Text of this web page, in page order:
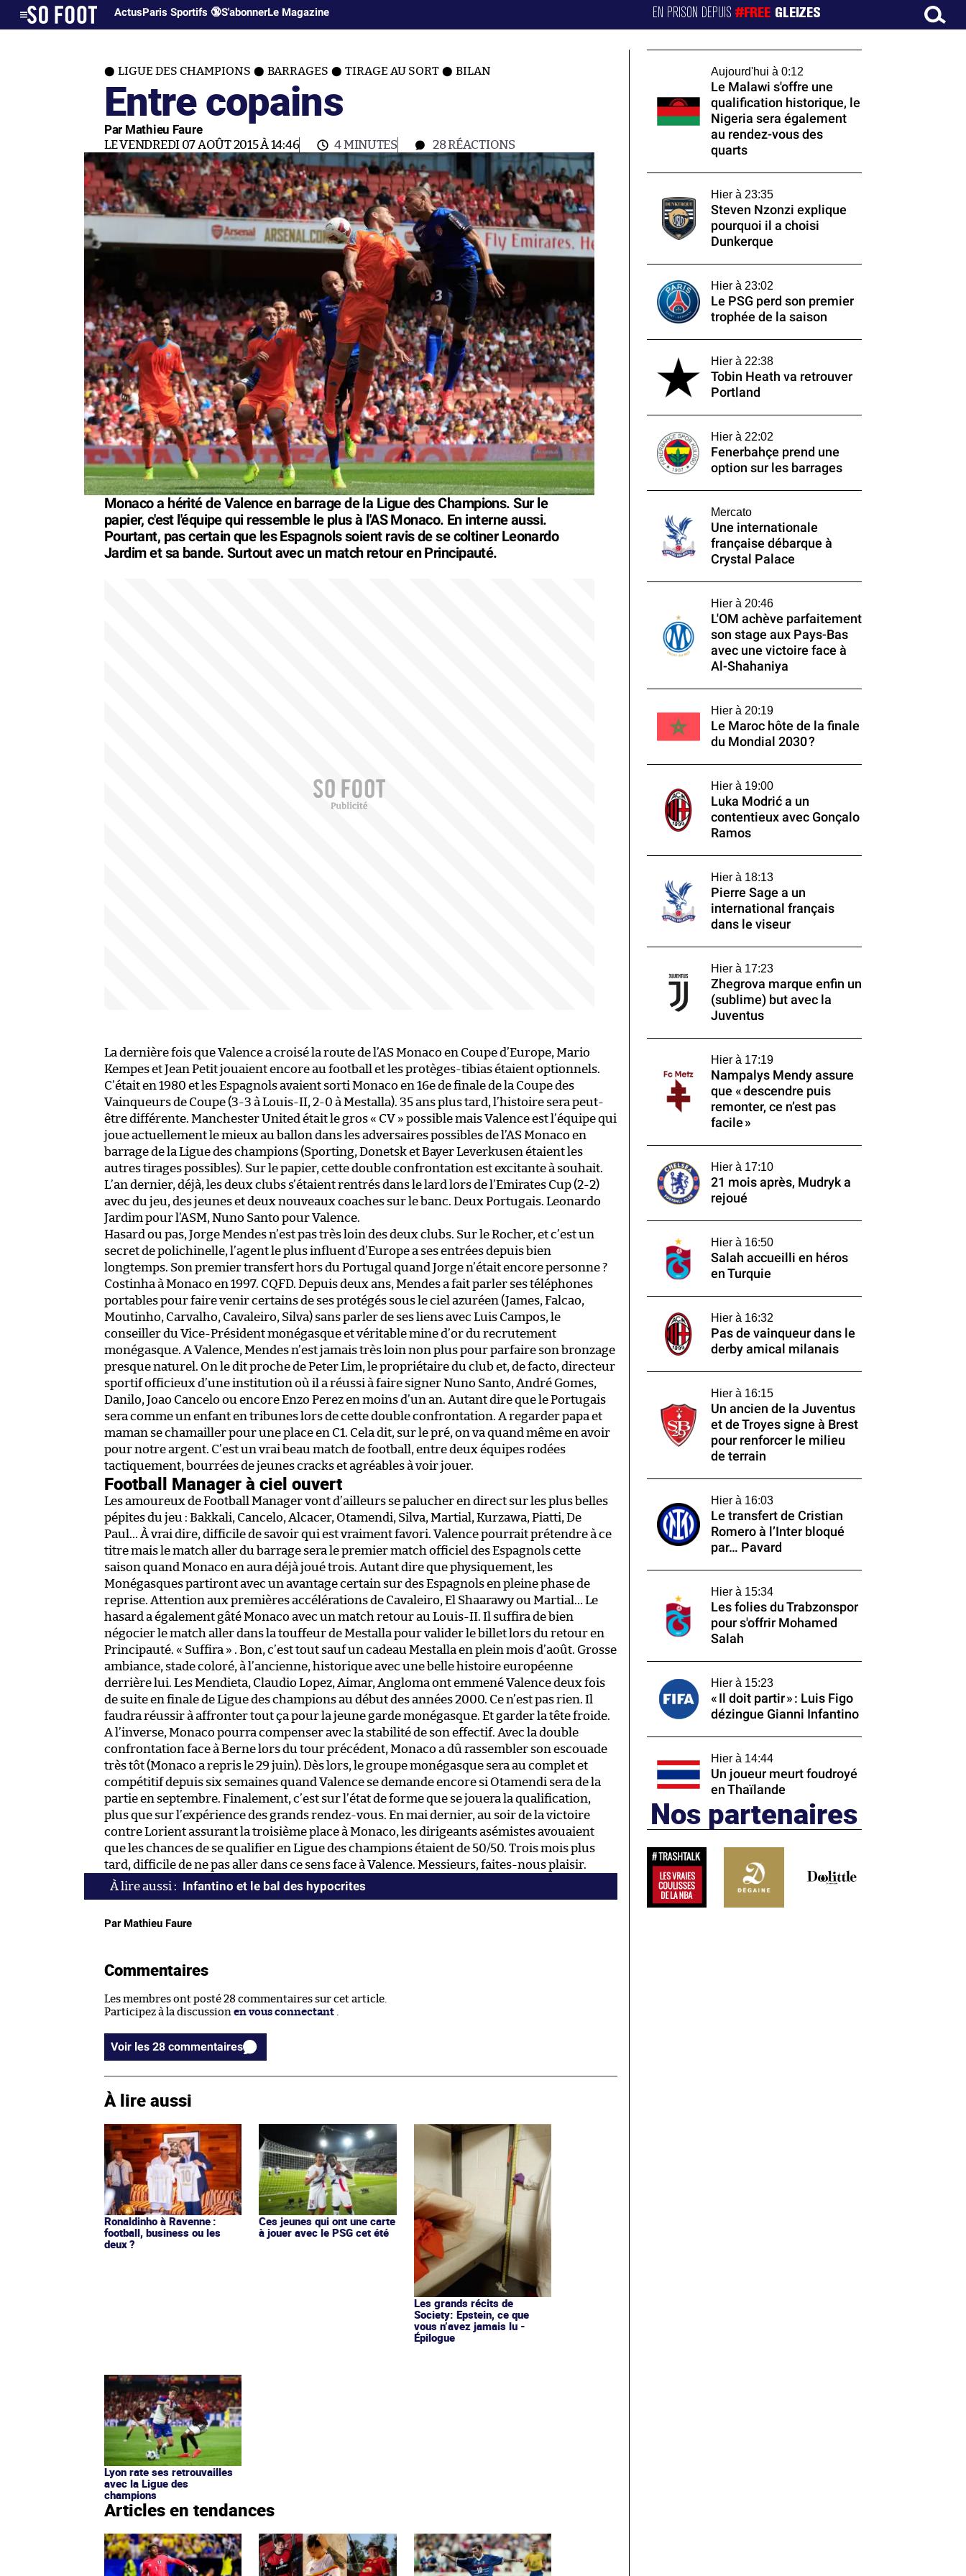
ActusParis Sportifs 🔞S'abonnerLe Magazine EN PRISON DEPUIS#FREE GLEIZES
LIGUE DES CHAMPIONS BARRAGES TIRAGE AU SORT BILAN
Entre copains
Par Mathieu Faure
LE VENDREDI 07 AOÛT 2015 À 14:46 4 MINUTES 28RÉACTIONS
Monaco a hérité de Valence en barrage de la Ligue des Champions. Sur le
papier, c'est l'équipe qui ressemble le plus à l'AS Monaco. En interne aussi.
Pourtant, pas certain que les Espagnols soient ravis de se coltiner Leonardo
Jardim et sa bande. Surtout avec un match retour en Principauté.
La dernière fois que Valence a croisé la route de l’AS Monaco en Coupe d’Europe, Mario
Kempes et Jean Petit jouaient encore au football et les protèges-tibias étaient optionnels.
C’était en 1980 et les Espagnols avaient sorti Monaco en 16e de finale de la Coupe des
Vainqueurs de Coupe (3-3 à Louis-II, 2-0 à Mestalla). 35 ans plus tard, l’histoire sera peut-
être différente. Manchester United était le gros « CV » possible mais Valence est l’équipe qui
joue actuellement le mieux au ballon dans les adversaires possibles de l’AS Monaco en
barrage de la Ligue des champions (Sporting, Donetsk et Bayer Leverkusen étaient les
autres tirages possibles). Sur le papier, cette double confrontation est excitante à souhait.
L’an dernier, déjà, les deux clubs s’étaient rentrés dans le lard lors de l’Emirates Cup (2-2)
avec du jeu, des jeunes et deux nouveaux coaches sur le banc. Deux Portugais. Leonardo
Jardim pour l’ASM, Nuno Santo pour Valence.
Hasard ou pas, Jorge Mendes n’est pas très loin des deux clubs. Sur le Rocher, et c’est un
secret de polichinelle, l’agent le plus influent d’Europe a ses entrées depuis bien
longtemps. Son premier transfert hors du Portugal quand Jorge n’était encore personne ?
Costinha à Monaco en 1997. CQFD. Depuis deux ans, Mendes a fait parler ses téléphones
portables pour faire venir certains de ses protégés sous le ciel azuréen (James, Falcao,
Moutinho, Carvalho, Cavaleiro, Silva) sans parler de ses liens avec Luis Campos, le
conseiller du Vice-Président monégasque et véritable mine d’or du recrutement
monégasque. A Valence, Mendes n’est jamais très loin non plus pour parfaire son bronzage
presque naturel. On le dit proche de Peter Lim, le propriétaire du club et, de facto, directeur
sportif officieux d’une institution où il a réussi à faire signer Nuno Santo, André Gomes,
Danilo, Joao Cancelo ou encore Enzo Perez en moins d’un an. Autant dire que le Portugais
sera comme un enfant en tribunes lors de cette double confrontation. A regarder papa et
maman se chamailler pour une place en C1. Cela dit, sur le pré, on va quand même en avoir
pour notre argent. C’est un vrai beau match de football, entre deux équipes rodées
tactiquement, bourrées de jeunes cracks et agréables à voir jouer.
Football Manager à ciel ouvert
Les amoureux de Football Manager vont d’ailleurs se palucher en direct sur les plus belles
pépites du jeu : Bakkali, Cancelo, Alcacer, Otamendi, Silva, Martial, Kurzawa, Piatti, De
Paul… À vrai dire, difficile de savoir qui est vraiment favori. Valence pourrait prétendre à ce
titre mais le match aller du barrage sera le premier match officiel des Espagnols cette
saison quand Monaco en aura déjà joué trois. Autant dire que physiquement, les
Monégasques partiront avec un avantage certain sur des Espagnols en pleine phase de
reprise. Attention aux premières accélérations de Cavaleiro, El Shaarawy ou Martial… Le
hasard a également gâté Monaco avec un match retour au Louis-II. Il suffira de bien
négocier le match aller dans la touffeur de Mestalla pour valider le billet lors du retour en
Principauté. « Suffira » . Bon, c’est tout sauf un cadeau Mestalla en plein mois d’août. Grosse
ambiance, stade coloré, à l’ancienne, historique avec une belle histoire européenne
derrière lui. Les Mendieta, Claudio Lopez, Aimar, Angloma ont emmené Valence deux fois
de suite en finale de Ligue des champions au début des années 2000. Ce n’est pas rien. Il
faudra réussir à affronter tout ça pour la jeune garde monégasque. Et garder la tête froide.
A l’inverse, Monaco pourra compenser avec la stabilité de son effectif. Avec la double
confrontation face à Berne lors du tour précédent, Monaco a dû rassembler son escouade
très tôt (Monaco a repris le 29 juin). Dès lors, le groupe monégasque sera au complet et
compétitif depuis six semaines quand Valence se demande encore si Otamendi sera de la
partie en septembre. Finalement, c’est sur l’état de forme que se jouera la qualification,
plus que sur l’expérience des grands rendez-vous. En mai dernier, au soir de la victoire
contre Lorient assurant la troisième place à Monaco, les dirigeants asémistes avouaient
que les chances de se qualifier en Ligue des champions étaient de 50/50. Trois mois plus
tard, difficile de ne pas aller dans ce sens face à Valence. Messieurs, faites-nous plaisir.
Infantino et le bal des hypocrites
Par Mathieu Faure
Commentaires
Les membres ont posté 28 commentaires sur cet article.
Participez à la discussion en vous connectant
Voir les 28 commentaires
À lire aussi
Ronaldinho à Ravenne :
football, business ou les
deux ?
Ces jeunes qui ont une carte
à jouer avec le PSG cet été
Les grands récits de
Society: Epstein, ce que
vous n’avez jamais lu -
Épilogue
Lyon rate ses retrouvailles
avec la Ligue des
champions
Articles en tendances
Aujourd'hui à 0:12
Le Malawi s'offre une
qualification historique, le
Nigeria sera également
au rendez-vous des
quarts
Hier à 23:35
Steven Nzonzi explique
pourquoi il a choisi
Dunkerque
Hier à 23:02
Le PSG perd son premier
trophée de la saison
Hier à 22:38
Tobin Heath va retrouver
Portland
Hier à 22:02
Fenerbahçe prend une
option sur les barrages
Mercato
Une internationale
française débarque à
Crystal Palace
Hier à 20:46
L'OM achève parfaitement
son stage aux Pays-Bas
avec une victoire face à
Al-Shahaniya
Hier à 20:19
Le Maroc hôte de la finale
du Mondial 2030 ?
Hier à 19:00
Luka Modrić a un
contentieux avec Gonçalo
Ramos
Hier à 18:13
Pierre Sage a un
international français
dans le viseur
Hier à 17:23
Zhegrova marque enfin un
(sublime) but avec la
Juventus
Hier à 17:19
Nampalys Mendy assure
que « descendre puis
remonter, ce n’est pas
facile »
Hier à 17:10
21 mois après, Mudryk a
rejoué
Hier à 16:50
Salah accueilli en héros
en Turquie
Hier à 16:32
Pas de vainqueur dans le
derby amical milanais
Hier à 16:15
Un ancien de la Juventus
et de Troyes signe à Brest
pour renforcer le milieu
de terrain
Hier à 16:03
Le transfert de Cristian
Romero à l’Inter bloqué
par… Pavard
Hier à 15:34
Les folies du Trabzonspor
pour s'offrir Mohamed
Salah
Hier à 15:23
« Il doit partir » : Luis Figo
dézingue Gianni Infantino
Hier à 14:44
Un joueur meurt foudroyé
en Thaïlande
Nos partenaires